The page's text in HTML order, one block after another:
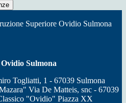
Superiore Ovidio Sulmona
Sulmona
Togliatti, 1 - 67039 Sulmona
Via De Matteis, snc - 67039
"Ovidio" Piazza XX